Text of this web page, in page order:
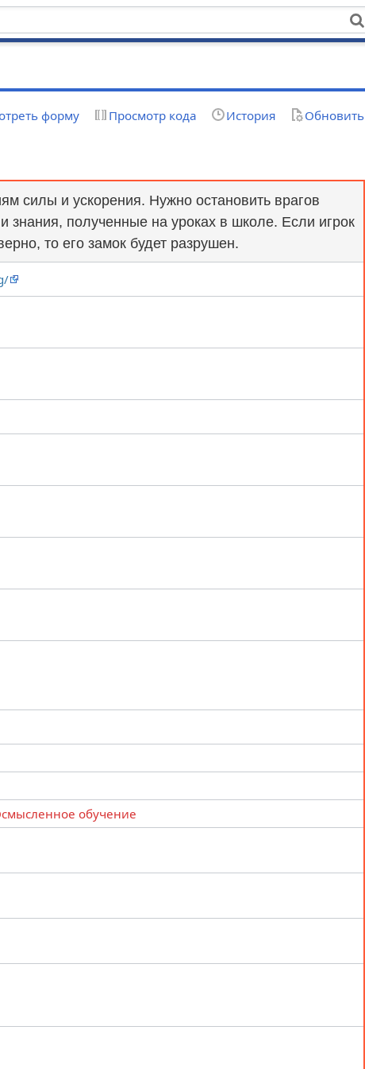
форму Просмотр кода История Обновить
силы и ускорения. Нужно остановить врагов
знания, полученные на уроках в школе. Если игрок
то его замок будет разрушен.
обучение